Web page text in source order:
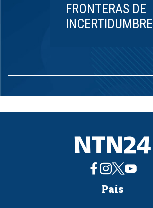
FRONTERAS DE
INCERTIDUMBRE
8
País